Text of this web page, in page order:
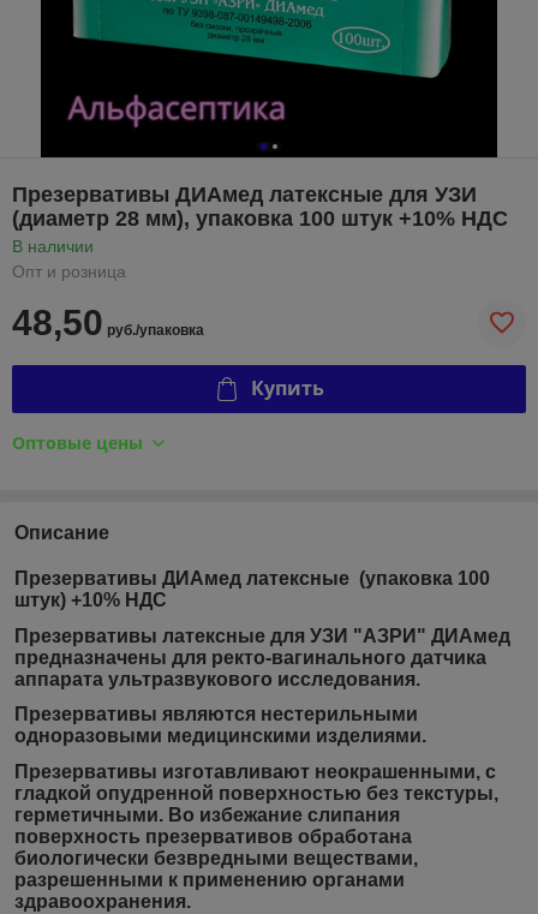
Презервативы ДИАмед латексные для УЗИ
(диаметр 28 мм), упаковка 100 штук +10% НДС
В наличии
Опт и розница
48,50 руб./упаковка
Купить
Оптовые цены
Описание
Презервативы ДИАмед латексные (упаковка 100
штук) +10% НДС
Презервативы латексные для УЗИ "АЗРИ" ДИАмед
предназначены для ректо-вагинального датчика
аппарата ультразвукового исследования.
Презервативы являются нестерильными
одноразовыми медицинскими изделиями.
Презервативы изготавливают неокрашенными, с
гладкой опудренной поверхностью без текстуры,
герметичными. Во избежание слипания
поверхность презервативов обработана
биологически безвредными веществами,
разрешенными к применению органами
здравоохранения.